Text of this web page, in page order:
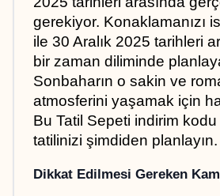
gerekiyor. Konaklamanızı
ile 30 Aralık 2025 tarihleri
bir zaman diliminde
Sonbaharın o sakin ve
atmosferini yaşamak için
Bu Tatil Sepeti indirim
tatilinizi şimdiden planlayın.
Dikkat Edilmesi Gereken